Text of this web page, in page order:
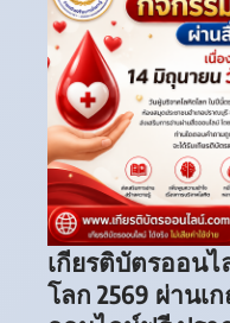
เกียรติบัตรออน
โลก 2569 ผ่านเ